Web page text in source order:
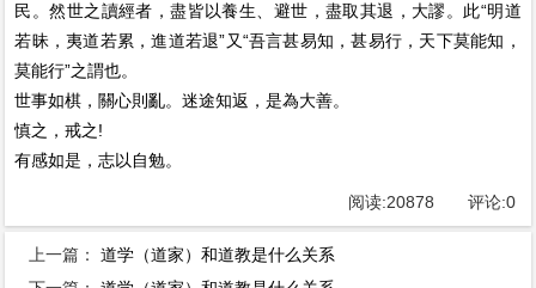
民。然世之讀經者，盡皆以養生、避世，盡取其退，大謬。此“明道
若昧，夷道若累，進道若退”又“吾言甚易知，甚易行，天下莫能知，
莫能行”之謂也。
世事如棋，關心則亂。迷途知返，是為大善。
慎之，戒之!
有感如是，志以自勉。
阅读:20878 评论:0
上一篇：道学（道家）和道教是什么关系